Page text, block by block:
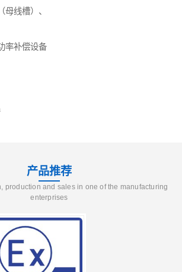
母线槽）、
率补偿设备
产品推荐
production and sales in one of the manufacturing
enterprises